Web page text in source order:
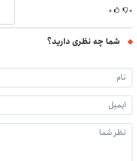
۰ ۰
شما چه نظری دارید؟